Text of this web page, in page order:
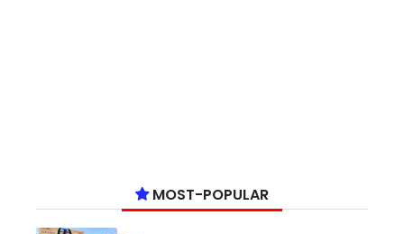
MOST-POPULAR